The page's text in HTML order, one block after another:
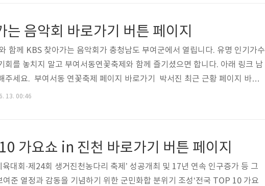
는 음악회 바로가기 버튼 페이지
함께 KBS 찾아가는 음악회가 충청남도 부여군에서 열립니다. 유명 인기가수
회를 놓치지 말고 부여서동연꽃축제와 함께 즐기셨으면 합니다. 아래 링크 남
주세요. 부여서동 연꽃축제 페이지 바로가기 박서진 최근 근황 페이지 바로
황 페이지 바로가기
13. 00:46
가요쇼 in 진천 바로가기 버튼 페이지
대회·제24회 생거진천농다리 축제’ 성공개최 및 17년 연속 인구증가 등 그
여준 열정과 감동을 기념하기 위한 군민화합 분위기 조성‘전국 TOP 10 가요